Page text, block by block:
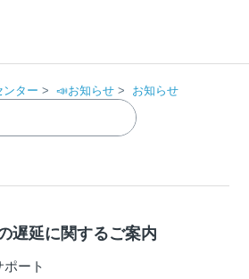
ンター 📣お知らせ お知らせ
遅延に関するご案内
ポート